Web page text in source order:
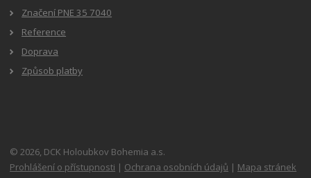
Značení PNE 35 7040
Reference
Doprava
Způsob platby
© 2026, DCK Holoubkov Bohemia a.s.
Prohlášení o přístupnosti | Ochrana osobních údajů | Mapa stránek